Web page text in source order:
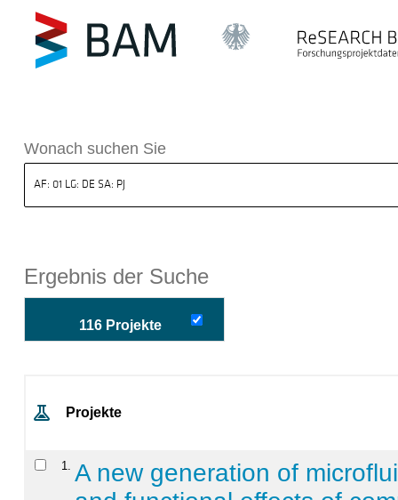
BAM
Wonach suchen Sie
Ergebnis der Suche
116 Projekte
Projekte
1
A new generation of